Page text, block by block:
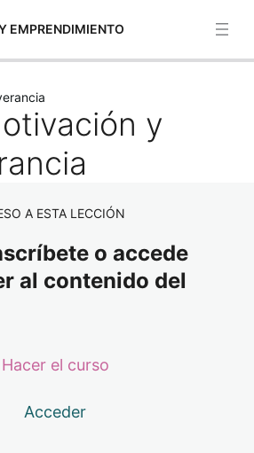
EMPRENDIMIENTO
oportunidades
y autoeficacia
la transformación
y perseverancia
y
A ESTA LECCIÓN
o accede
al contenido del
Hacer el curso
Acceder